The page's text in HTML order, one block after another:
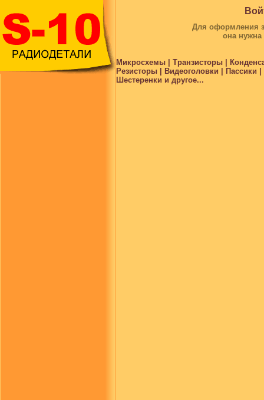
Для оформления
она
Микросхемы | Транзисторы |
Резисторы | Видеоголовки |
Шестеренки и другое...